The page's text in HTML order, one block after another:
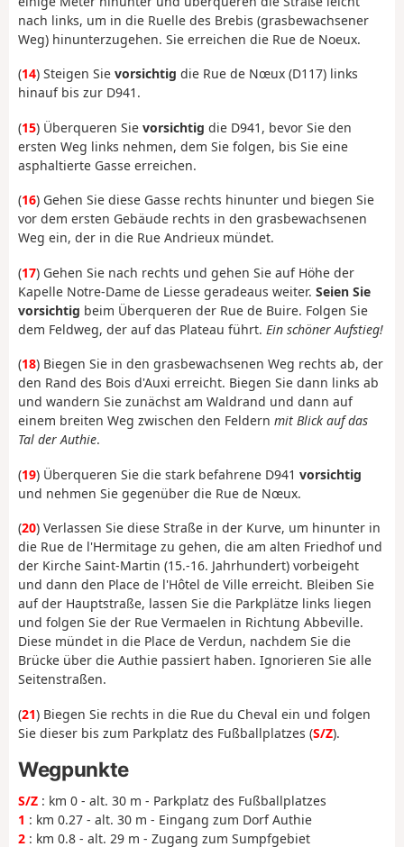
nach links, um in die Ruelle des Brebis (grasbewachsener
Weg) hinunterzugehen. Sie erreichen die Rue de Noeux.
(14) Steigen Sie vorsichtig die Rue de Nœux (D117) links
hinauf bis zur D941.
(15) Überqueren Sie vorsichtig die D941, bevor Sie den
ersten Weg links nehmen, dem Sie folgen, bis Sie eine
asphaltierte Gasse erreichen.
(16) Gehen Sie diese Gasse rechts hinunter und biegen Sie
vor dem ersten Gebäude rechts in den grasbewachsenen
Weg ein, der in die Rue Andrieux mündet.
(17) Gehen Sie nach rechts und gehen Sie auf Höhe der
Kapelle Notre-Dame de Liesse geradeaus weiter. Seien Sie
vorsichtig beim Überqueren der Rue de Buire. Folgen Sie
dem Feldweg, der auf das Plateau führt. Ein schöner Aufstieg!
(18) Biegen Sie in den grasbewachsenen Weg rechts ab, der
den Rand des Bois d'Auxi erreicht. Biegen Sie dann links ab
und wandern Sie zunächst am Waldrand und dann auf
einem breiten Weg zwischen den Feldern mit Blick auf das
Tal der Authie.
(19) Überqueren Sie die stark befahrene D941 vorsichtig
und nehmen Sie gegenüber die Rue de Nœux.
(20) Verlassen Sie diese Straße in der Kurve, um hinunter in
die Rue de l'Hermitage zu gehen, die am alten Friedhof und
der Kirche Saint-Martin (15.-16. Jahrhundert) vorbeigeht
und dann den Place de l'Hôtel de Ville erreicht. Bleiben Sie
auf der Hauptstraße, lassen Sie die Parkplätze links liegen
und folgen Sie der Rue Vermaelen in Richtung Abbeville.
Diese mündet in die Place de Verdun, nachdem Sie die
Brücke über die Authie passiert haben. Ignorieren Sie alle
Seitenstraßen.
(21) Biegen Sie rechts in die Rue du Cheval ein und folgen
Sie dieser bis zum Parkplatz des Fußballplatzes (S/Z).
Wegpunkte
S/Z : km 0 - alt. 30 m - Parkplatz des Fußballplatzes
1 : km 0.27 - alt. 30 m - Eingang zum Dorf Authie
2 : km 0.8 - alt. 29 m - Zugang zum Sumpfgebiet